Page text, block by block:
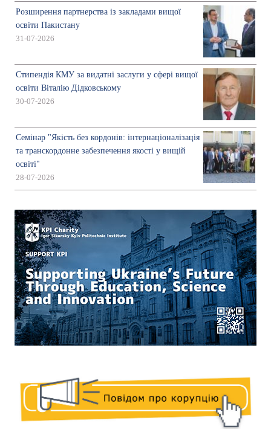
Розширення партнерства із закладами вищої
освіти Пакистану
31-07-2026
Стипендія КМУ за видатні заслуги у сфері вищої
освіти Віталію Дідковському
30-07-2026
Семінар "Якість без кордонів: інтернаціоналізація
та транскордонне забезпечення якості у вищій
освіті"
28-07-2026